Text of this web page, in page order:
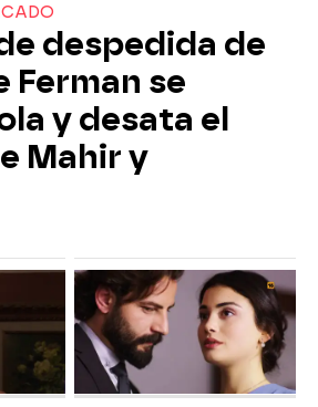
despedida de
Ferman se
y desata el
Mahir y